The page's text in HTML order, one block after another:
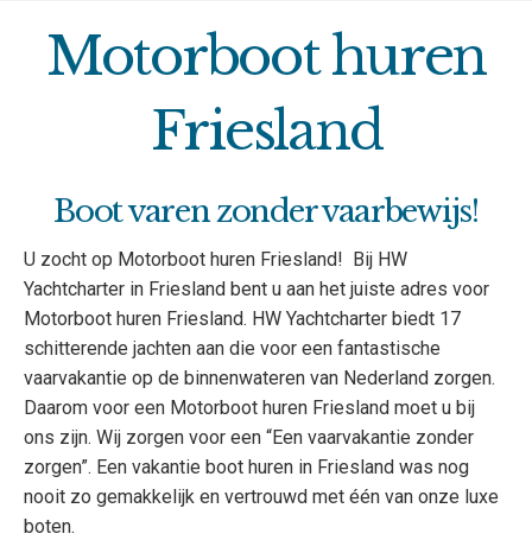
Motorboot huren
Friesland
Boot varen zonder vaarbewijs!
U zocht op Motorboot huren Friesland! Bij HW
Yachtcharter in Friesland bent u aan het juiste adres voor
Motorboot huren Friesland. HW Yachtcharter biedt 17
schitterende jachten aan die voor een fantastische
vaarvakantie op de binnenwateren van Nederland zorgen.
Daarom voor een Motorboot huren Friesland moet u bij
ons zijn. Wij zorgen voor een “Een vaarvakantie zonder
zorgen”. Een vakantie boot huren in Friesland was nog
nooit zo gemakkelijk en vertrouwd met één van onze luxe
boten.